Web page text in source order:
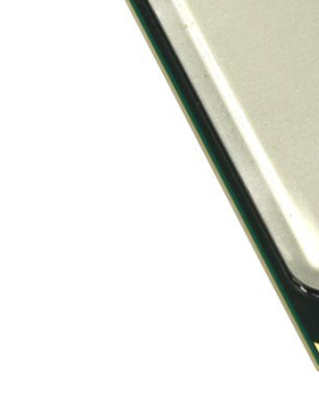
NVMe диски
Кулери та системи охолодження
Кошики та салазки для жорстких дисків